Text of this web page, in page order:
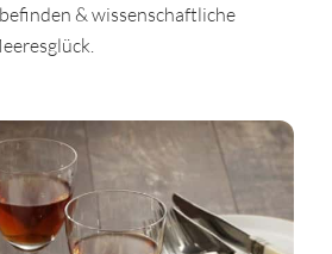
& wissenschaftliche